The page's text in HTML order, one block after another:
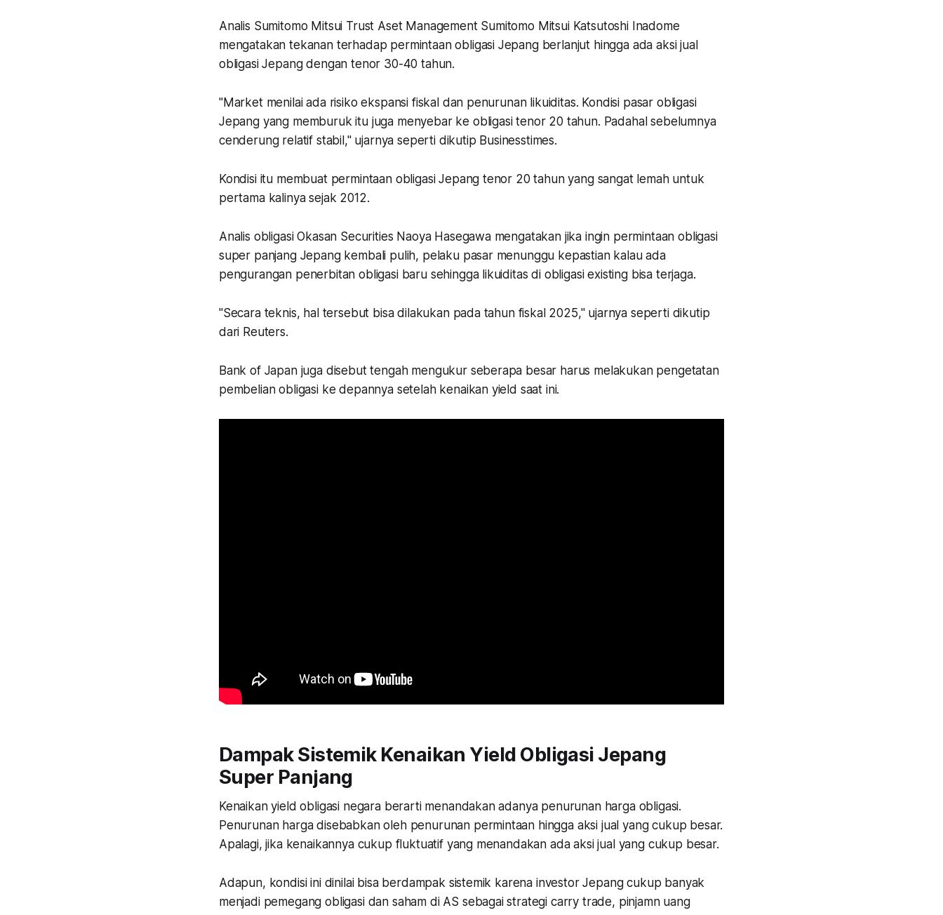
Analis Sumitomo Mitsui Trust Aset Management Sumitomo Mitsui Katsutoshi Inadome
mengatakan tekanan terhadap permintaan obligasi Jepang berlanjut hingga ada aksi jual
obligasi Jepang dengan tenor 30-40 tahun.
"Market menilai ada risiko ekspansi fiskal dan penurunan likuiditas. Kondisi pasar obligasi
Jepang yang memburuk itu juga menyebar ke obligasi tenor 20 tahun. Padahal sebelumnya
cenderung relatif stabil," ujarnya seperti dikutip Businesstimes.
Kondisi itu membuat permintaan obligasi Jepang tenor 20 tahun yang sangat lemah untuk
pertama kalinya sejak 2012.
Analis obligasi Okasan Securities Naoya Hasegawa mengatakan jika ingin permintaan obligasi
super panjang Jepang kembali pulih, pelaku pasar menunggu kepastian kalau ada
pengurangan penerbitan obligasi baru sehingga likuiditas di obligasi existing bisa terjaga.
"Secara teknis, hal tersebut bisa dilakukan pada tahun fiskal 2025," ujarnya seperti dikutip
dari Reuters.
Bank of Japan juga disebut tengah mengukur seberapa besar harus melakukan pengetatan
pembelian obligasi ke depannya setelah kenaikan yield saat ini.
Dampak Sistemik Kenaikan Yield Obligasi Jepang
Super Panjang
Kenaikan yield obligasi negara berarti menandakan adanya penurunan harga obligasi.
Penurunan harga disebabkan oleh penurunan permintaan hingga aksi jual yang cukup besar.
Apalagi, jika kenaikannya cukup fluktuatif yang menandakan ada aksi jual yang cukup besar.
Adapun, kondisi ini dinilai bisa berdampak sistemik karena investor Jepang cukup banyak
menjadi pemegang obligasi dan saham di AS sebagai strategi carry trade, pinjamn uang